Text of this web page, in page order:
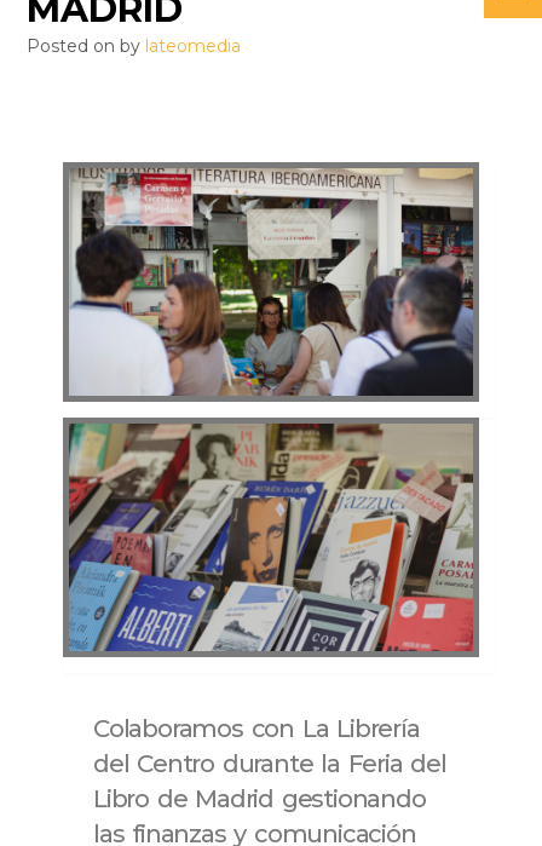
MADRID
Posted on by lateomedia
Colaboramos con La Librería
del Centro durante la Feria del
Libro de Madrid gestionando
las finanzas y comunicación